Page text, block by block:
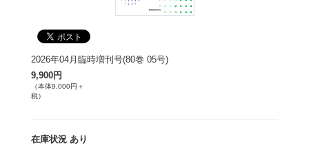
2026年04月臨時増刊号(80巻 05号)
9,900円
（本体9,000円＋
税）
在庫状況 あり